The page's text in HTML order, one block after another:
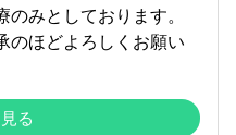
みとしております。
のほどよろしくお願い
る